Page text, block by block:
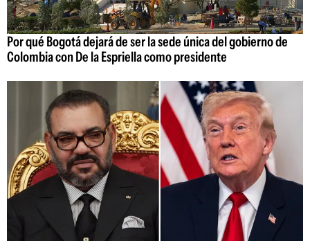
Por qué Bogotá dejará de ser la sede única del gobierno de
Colombia con De la Espriella como presidente